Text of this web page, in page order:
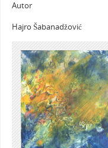
Autor
Hajro Šabanadžović